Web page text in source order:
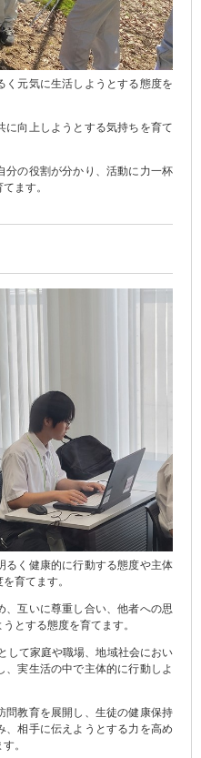
く元気に生活しようとする態度を
に向上しようとする気持ちを育て
分の役割が分かり、活動に力一杯
ます。
るく健康的に行動する態度や主体
育てます。
、互いに尊重し合い、他者への思
とする態度を育てます。
して家庭や職場、地域社会におい
実生活の中で主体的に行動しよ
問教育を展開し、生徒の健康保持
、相手に伝えようとする力を高め
。